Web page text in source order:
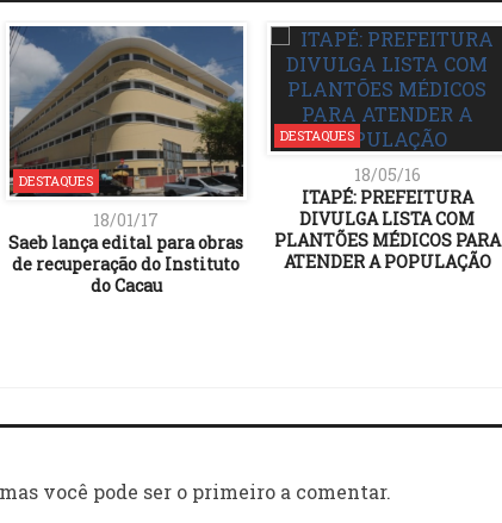
DESTAQUES
18/01/17
Saeb lança edital para obras
de recuperação do Instituto
do Cacau
DESTAQUES
18/05/16
ITAPÉ: PREFEITURA
DIVULGA LISTA COM
PLANTÕES MÉDICOS PARA
ATENDER A POPULAÇÃO
você pode ser o primeiro a comentar.